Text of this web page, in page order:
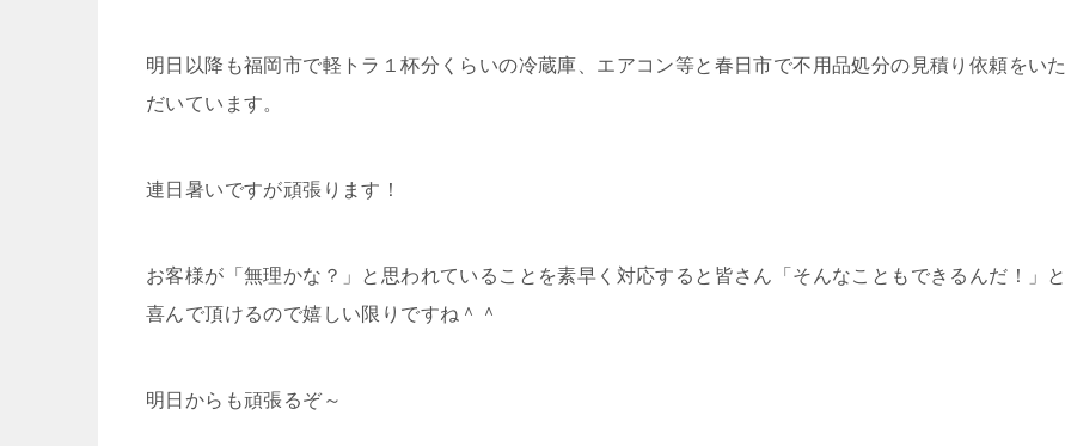
明日以降も福岡市で軽トラ１杯分くらいの冷蔵庫、エアコン等と春日市で不用品処分の見積り依頼をいた
だいています。
連日暑いですが頑張ります！
お客様が「無理かな？」と思われていることを素早く対応すると皆さん「そんなこともできるんだ！」と
喜んで頂けるので嬉しい限りですね＾＾
明日からも頑張るぞ～